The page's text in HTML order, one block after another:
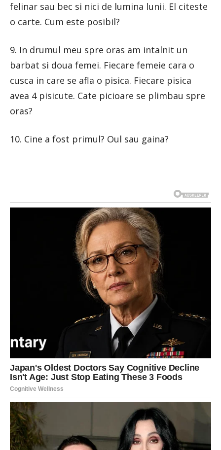
felinar sau bec si nici de lumina lunii. El citeste
o carte. Cum este posibil?
9. In drumul meu spre oras am intalnit un
barbat si doua femei. Fiecare femeie cara o
cusca in care se afla o pisica. Fiecare pisica
avea 4 pisicute. Cate picioare se plimbau spre
oras?
10. Cine a fost primul? Oul sau gaina?